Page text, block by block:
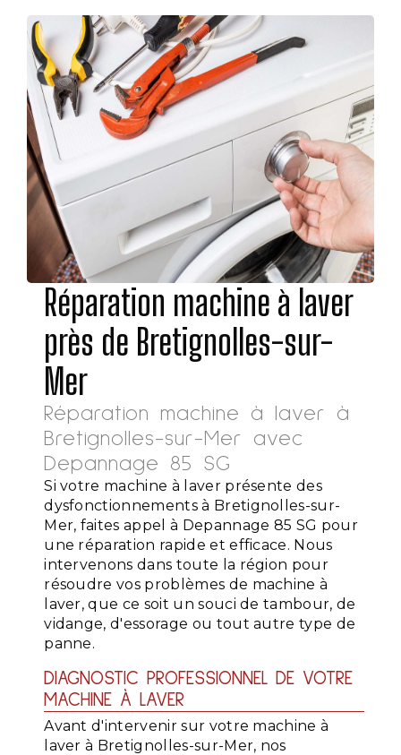
Réparation machine à laver
près de Bretignolles-sur-
Mer
Réparation machine à laver à
Bretignolles-sur-Mer avec
Depannage 85 SG
Si votre machine à laver présente des
dysfonctionnements à Bretignolles-sur-
Mer, faites appel à Depannage 85 SG pour
une réparation rapide et efficace. Nous
intervenons dans toute la région pour
résoudre vos problèmes de machine à
laver, que ce soit un souci de tambour, de
vidange, d'essorage ou tout autre type de
panne.
DIAGNOSTIC PROFESSIONNEL DE VOTRE
MACHINE À LAVER
Avant d'intervenir sur votre machine à
laver à Bretignolles-sur-Mer, nos